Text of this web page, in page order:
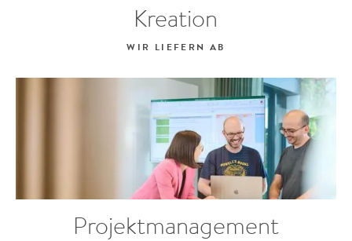
Kreation
WIR LIEFERN AB
Projektmanagement